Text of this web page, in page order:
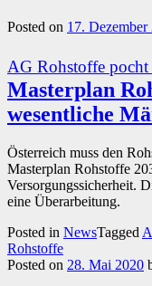
Posted on 17. Dezember
AG Rohstoffe
Masterplan
wesentliche
Österreich muss den
Masterplan Rohstoffe
Versorgungssicherheit.
eine Überarbeitung.
Posted in NewsTagged
Rohstoffe
Posted on 28. Mai 2020